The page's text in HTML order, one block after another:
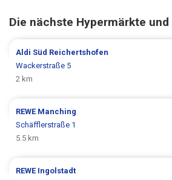
Die nächste Hypermärkte
Aldi Süd Reichertshofen
Wackerstraße 5
2 km
REWE Manching
Schäfflerstraße 1
5.5 km
REWE Ingolstadt